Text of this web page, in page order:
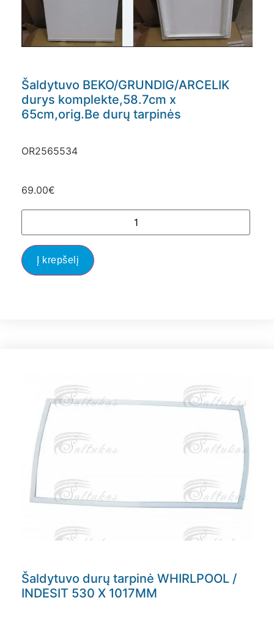
Šaldytuvo BEKO/GRUNDIG/ARCELIK
durys komplekte,58.7cm x
65cm,orig.Be durų tarpinės
OR2565534
69.00€
Į krepšelį
Šaldytuvo durų tarpinė WHIRLPOOL /
INDESIT 530 X 1017MM